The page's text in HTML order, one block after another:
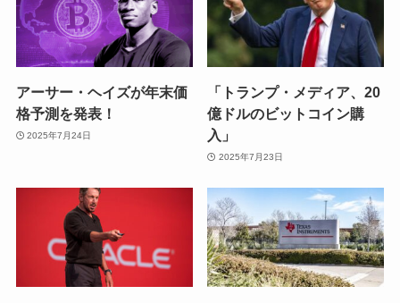
アーサー・ヘイズが年末価
格予測を発表！
2025年7月24日
「トランプ・メディア、20
億ドルのビットコイン購
入」
2025年7月23日